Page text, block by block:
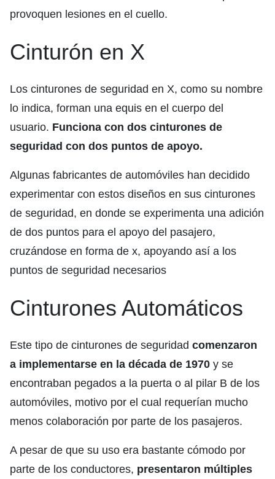
provoquen lesiones en el cuello.
Cinturón en X
Los cinturones de seguridad en X, como su nombre
lo indica, forman una equis en el cuerpo del
usuario. Funciona con dos cinturones de
seguridad con dos puntos de apoyo.
Algunas fabricantes de automóviles han decidido
experimentar con estos diseños en sus cinturones
de seguridad, en donde se experimenta una adición
de dos puntos para el apoyo del pasajero,
cruzándose en forma de x, apoyando así a los
puntos de seguridad necesarios
Cinturones Automáticos
Este tipo de cinturones de seguridad comenzaron
a implementarse en la década de 1970 y se
encontraban pegados a la puerta o al pilar B de los
automóviles, motivo por el cual requerían mucho
menos colaboración por parte de los pasajeros.
A pesar de que su uso era bastante cómodo por
parte de los conductores, presentaron múltiples